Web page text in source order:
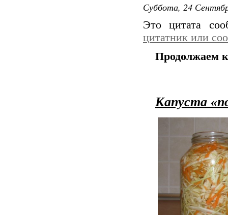
Суббота, 24
Это цитата
цитатник или
Продолжаем
Капуста